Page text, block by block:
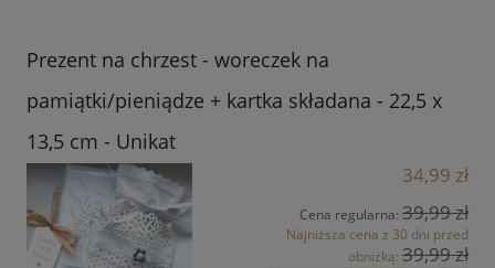
Prezent na chrzest - woreczek na
pamiątki/pieniądze + kartka składana - 22,5 x
13,5 cm - Unikat
34,99 zł
Cena regularna: 39,99 zł
Najniższa cena z 30 dni przed
obniżką: 39,99 zł